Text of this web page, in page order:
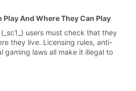
And Where They Can Play
users must check that they
they live. Licensing rules, anti-
gaming laws all make it illegal to